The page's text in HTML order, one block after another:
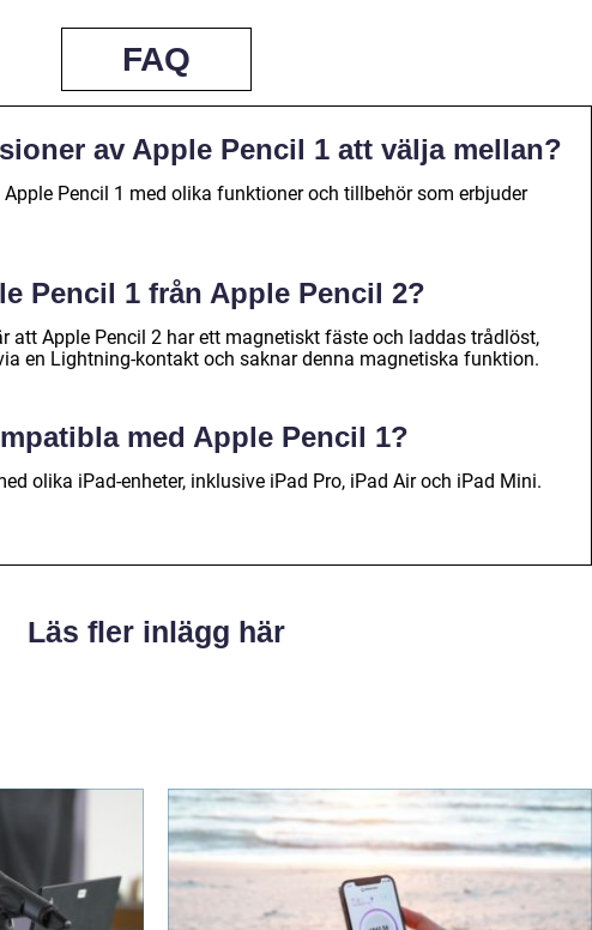
FAQ
av Apple Pencil 1 att välja mellan?
Pencil 1 med olika funktioner och tillbehör som erbjuder
Pencil 1 från Apple Pencil 2?
att Apple Pencil 2 har ett magnetiskt fäste och laddas trådlöst,
en Lightning-kontakt och saknar denna magnetiska funktion.
med Apple Pencil 1?
olika iPad-enheter, inklusive iPad Pro, iPad Air och iPad Mini.
Läs fler inlägg här